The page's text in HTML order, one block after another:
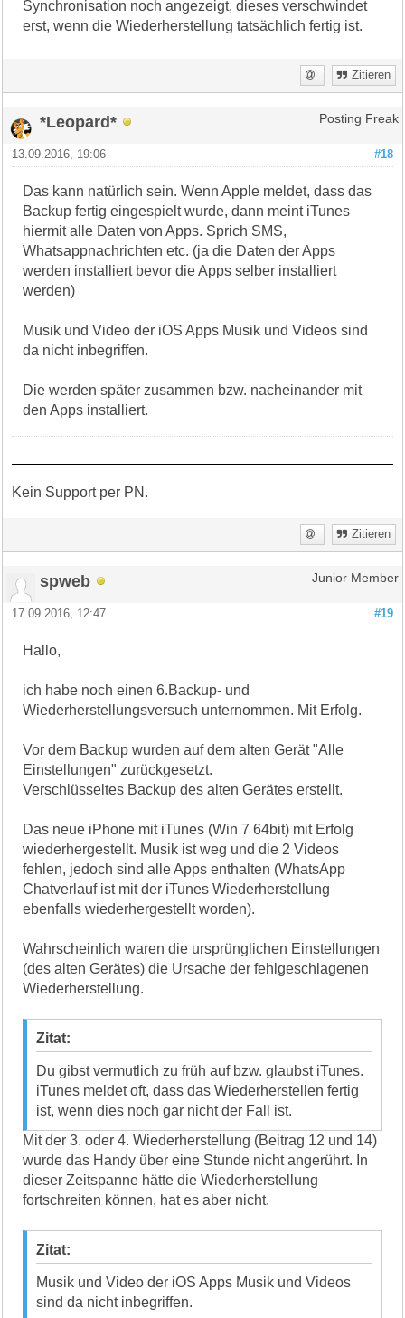
Synchronisation noch angezeigt, dieses verschwindet
erst, wenn die Wiederherstellung tatsächlich fertig ist.
Zitieren
*Leopard* Posting Freak
#18
13.09.2016, 19:06
Das kann natürlich sein. Wenn Apple meldet, dass das
Backup fertig eingespielt wurde, dann meint iTunes
hiermit alle Daten von Apps. Sprich SMS,
Whatsappnachrichten etc. (ja die Daten der Apps
werden installiert bevor die Apps selber installiert
werden)
Musik und Video der iOS Apps Musik und Videos sind
da nicht inbegriffen.
Die werden später zusammen bzw. nacheinander mit
den Apps installiert.
Kein Support per PN.
Zitieren
spweb Junior Member
#19
17.09.2016, 12:47
Hallo,
ich habe noch einen 6.Backup- und
Wiederherstellungsversuch unternommen. Mit Erfolg.
Vor dem Backup wurden auf dem alten Gerät "Alle
Einstellungen" zurückgesetzt.
Verschlüsseltes Backup des alten Gerätes erstellt.
Das neue iPhone mit iTunes (Win 7 64bit) mit Erfolg
wiederhergestellt. Musik ist weg und die 2 Videos
fehlen, jedoch sind alle Apps enthalten (WhatsApp
Chatverlauf ist mit der iTunes Wiederherstellung
ebenfalls wiederhergestellt worden).
Wahrscheinlich waren die ursprünglichen Einstellungen
(des alten Gerätes) die Ursache der fehlgeschlagenen
Wiederherstellung.
Zitat:
Du gibst vermutlich zu früh auf bzw. glaubst iTunes.
iTunes meldet oft, dass das Wiederherstellen fertig
ist, wenn dies noch gar nicht der Fall ist.
Mit der 3. oder 4. Wiederherstellung (Beitrag 12 und 14)
wurde das Handy über eine Stunde nicht angerührt. In
dieser Zeitspanne hätte die Wiederherstellung
fortschreiten können, hat es aber nicht.
Zitat:
Musik und Video der iOS Apps Musik und Videos
sind da nicht inbegriffen.